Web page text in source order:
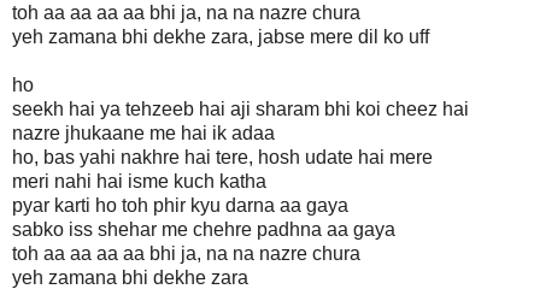
toh aa aa aa aa bhi ja, na na nazre chura
yeh zamana bhi dekhe zara, jabse mere dil ko uff
ho
seekh hai ya tehzeeb hai aji sharam bhi koi cheez hai
nazre jhukaane me hai ik adaa
ho, bas yahi nakhre hai tere, hosh udate hai mere
meri nahi hai isme kuch katha
pyar karti ho toh phir kyu darna aa gaya
sabko iss shehar me chehre padhna aa gaya
toh aa aa aa aa bhi ja, na na nazre chura
yeh zamana bhi dekhe zara